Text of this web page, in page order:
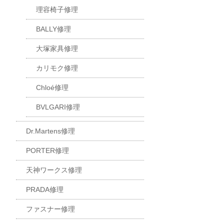
理容椅子修理
BALLY修理
大塚家具修理
カリモク修理
Chloé修理
BVLGARI修理
Dr.Martens修理
PORTER修理
天神ワークス修理
PRADA修理
ファスナー修理